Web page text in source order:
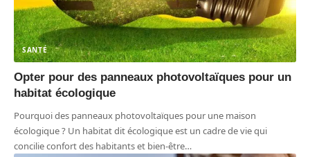
SANTÉ
Opter pour des panneaux photovoltaïques pour un
habitat écologique
Pourquoi des panneaux photovoltaïques pour une maison
écologique ? Un habitat dit écologique est un cadre de vie qui
concilie confort des habitants et bien-être…